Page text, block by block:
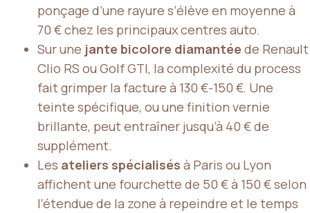
ponçage d’une rayure s’élève en moyenne à
70 € chez les principaux centres auto.
Sur une jante bicolore diamantée de Renault
Clio RS ou Golf GTI, la complexité du process
fait grimper la facture à 130 €-150 €. Une
teinte spécifique, ou une finition vernie
brillante, peut entraîner jusqu’à 40 € de
supplément.
Les ateliers spécialisés à Paris ou Lyon
affichent une fourchette de 50 € à 150 € selon
l’étendue de la zone à repeindre et le temps